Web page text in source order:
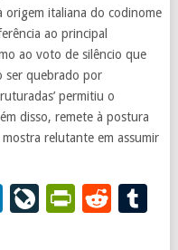
origem italiana do codinome
ao principal
ao voto de silêncio que
ser quebrado por
permitiu o
disso, remete à postura
relutante em assumir
LinkedIn